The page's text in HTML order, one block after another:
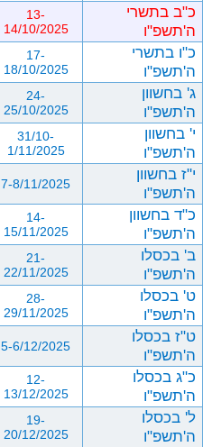
כ"ב בתשרי
ה'תשפ"ו
13-
14/10/2025
כ"ו בתשרי
ה'תשפ"ו
17-
18/10/2025
ג' בחשוון
ה'תשפ"ו
24-
25/10/2025
י' בחשוון
ה'תשפ"ו
31/10-
1/11/2025
י"ז בחשוון
ה'תשפ"ו
7-8/11/2025
כ"ד בחשוון
ה'תשפ"ו
14-
15/11/2025
ב' בכסלו
ה'תשפ"ו
21-
22/11/2025
ט' בכסלו
ה'תשפ"ו
28-
29/11/2025
ט"ז בכסלו
ה'תשפ"ו
5-6/12/2025
כ"ג בכסלו
ה'תשפ"ו
12-
13/12/2025
ל' בכסלו
ה'תשפ"ו
19-
20/12/2025